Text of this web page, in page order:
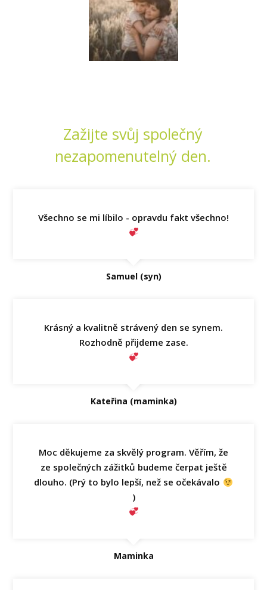
Zažijte svůj společný
nezapomenutelný den.
Všechno se mi líbilo - opravdu fakt všechno!
Samuel (syn)
Krásný a kvalitně strávený den se synem.
Rozhodně přijdeme zase.
Kateřina (maminka)
Moc děkujeme za skvělý program. Věřím, že
ze společných zážitků budeme čerpat ještě
dlouho. (Prý to bylo lepší, než se očekávalo
)
Maminka